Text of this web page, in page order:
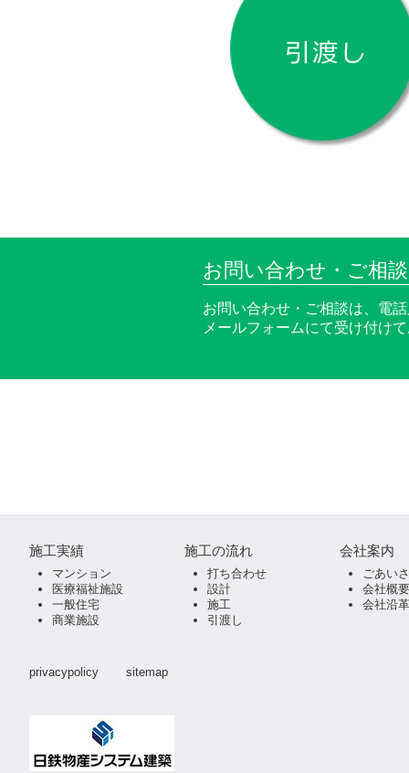
お問い合わせ・ご相
お問い合わせ・ご相談は、電
メールフォームにて受け付け
施工実績
マンション
医療福祉施設
一般住宅
商業施設
施工の流れ
打ち合わせ
設計
施工
引渡し
会社案内
ごあい
会社概要
会社沿革
privacypolicy sitemap